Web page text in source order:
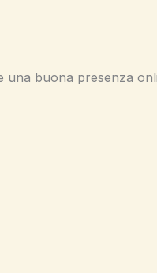
una buona presenza